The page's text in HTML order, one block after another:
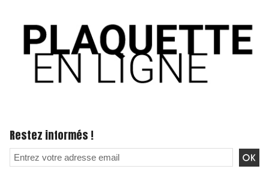
Restez informés !